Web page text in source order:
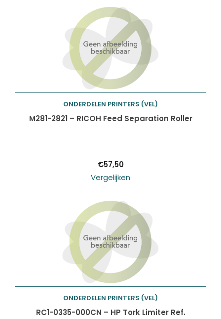
Toevoegen aan
ONDERDELEN PRINTERS (VEL)
M281-2821 – RICOH Feed Separation Roller
€57,50
Vergelijken
Toevoegen aan
ONDERDELEN PRINTERS (VEL)
RC1-0335-000CN – HP Tork Limiter Ref.